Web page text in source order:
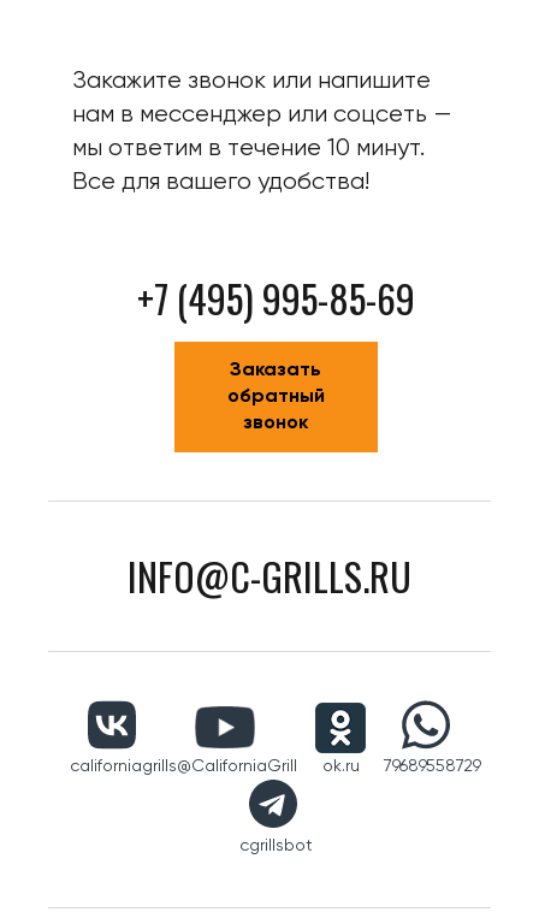
Закажите звонок или напишите
нам в мессенджер или соцсеть —
мы ответим в течение 10 минут.
Все для вашего удобства!
+7 (495) 995-85-69
Заказать
обратный
звонок
INFO@C-GRILLS.RU
californiagrills@CaliforniaGrill ok.ru 79689558729
cgrillsbot